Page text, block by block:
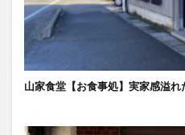
山家食堂【お食事処】実家感溢